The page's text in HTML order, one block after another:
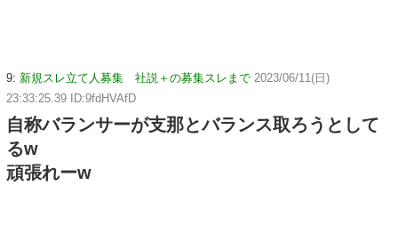
9: 新規スレ立て人募集 社説＋の募集スレまで 2023/06/11(日)
23:33:25.39 ID:9fdHVAfD
自称バランサーが支那とバランス取ろうとして
るw
頑張れーw